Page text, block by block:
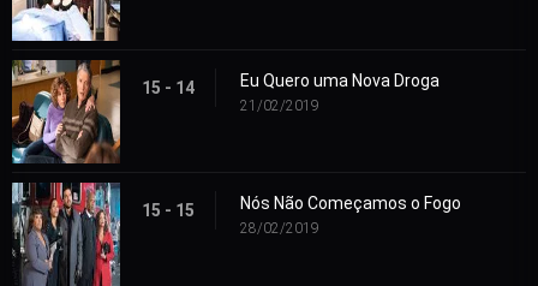
15 - 14 Eu Quero uma Nova Droga
21/02/2019
15 - 15 Nós Não Começamos o Fogo
28/02/2019